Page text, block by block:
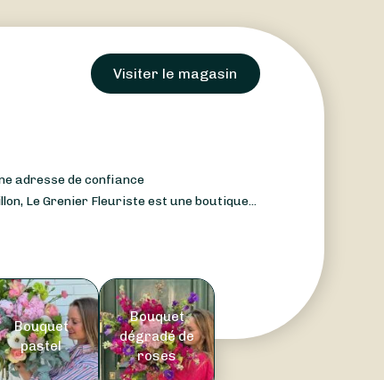
Visiter le magasin
adresse de confiance
Le Grenier Fleuriste est une boutique...
Bouquet
pastel
Bouquet
dégradé de
roses